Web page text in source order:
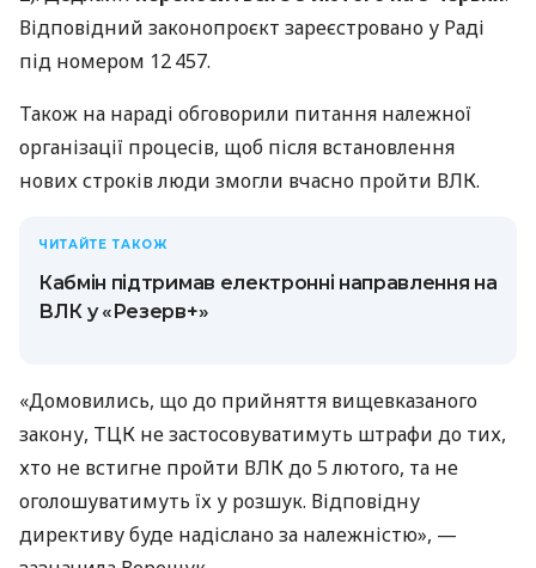
Відповідний законопроєкт зареєстровано у Раді
під номером 12 457.
Також на нараді обговорили питання належної
організації процесів, щоб після встановлення
нових строків люди змогли вчасно пройти ВЛК.
ЧИТАЙТЕ ТАКОЖ
Кабмін підтримав електронні направлення на
ВЛК у «Резерв+»
«Домовились, що до прийняття вищевказаного
закону, ТЦК не застосовуватимуть штрафи до тих,
хто не встигне пройти ВЛК до 5 лютого, та не
оголошуватимуть їх у розшук. Відповідну
директиву буде надіслано за належністю», —